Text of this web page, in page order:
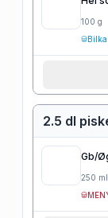
100 g
Bilka
2.5 dl
Gb/
250 ml